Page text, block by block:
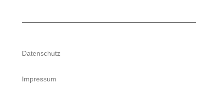
Datenschutz
Impressum